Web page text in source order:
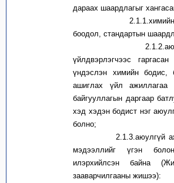
дараах шаардлагыг
2.1.1.химийн бодис
боодол, стандартын
2.1.2.аюулгүй
үйлдвэрлэгчээс
үндэслэн химийн бодис,
ашиглах үйл ажиллагаа
байгууллагын даргаар
хэд хэдэн бодист нэг
2.1.3.аюулгүй
мэдээллийг үгэн
илэрхийлсэн байна
зааварчилгааны жишээ):